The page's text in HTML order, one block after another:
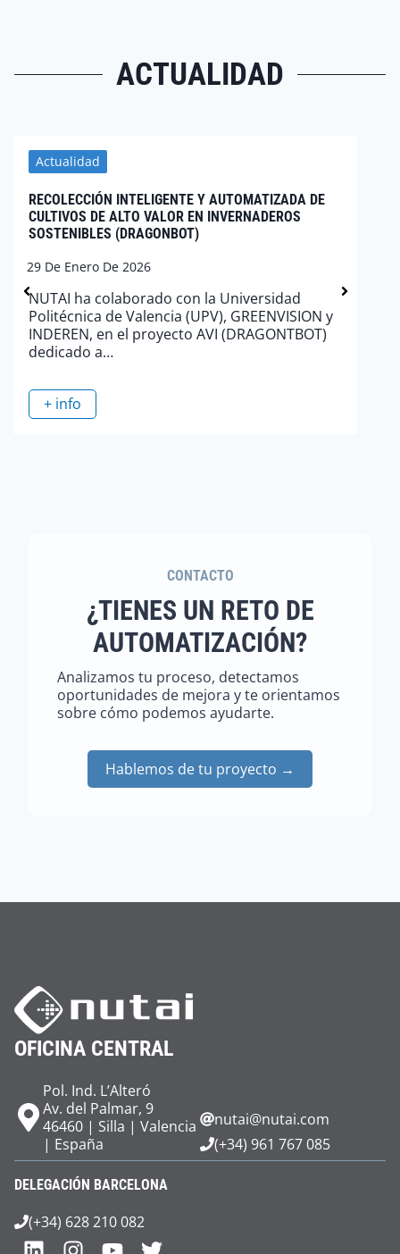
ACTUALIDAD
Actualidad
RECOLECCIÓN INTELIGENTE Y AUTOMATIZADA DE
CULTIVOS DE ALTO VALOR EN INVERNADEROS
SOSTENIBLES (DRAGONBOT)
29 De Enero De 2026
NUTAI ha colaborado con la Universidad
Politécnica de Valencia (UPV), GREENVISION y
INDEREN, en el proyecto AVI (DRAGONTBOT)
dedicado a…
+ info
CONTACTO
¿TIENES UN RETO DE
AUTOMATIZACIÓN?
Analizamos tu proceso, detectamos
oportunidades de mejora y te orientamos
sobre cómo podemos ayudarte.
Hablemos de tu proyecto →
OFICINA CENTRAL
Pol. Ind. L’Alteró
Av. del Palmar, 9
46460 | Silla | Valencia
| España
nutai@nutai.com
(+34) 961 767 085
DELEGACIÓN BARCELONA
(+34) 628 210 082